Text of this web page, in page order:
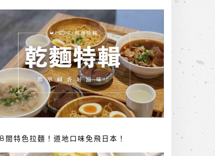
間特色拉麵！道地口味免飛日本！